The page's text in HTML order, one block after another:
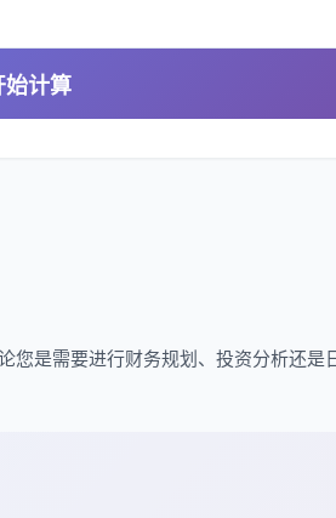
始计算
是需要进行财务规划、投资分析还是